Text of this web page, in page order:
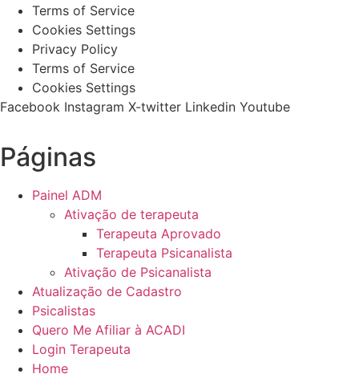
Terms of Service
Cookies Settings
Privacy Policy
Terms of Service
Cookies Settings
Facebook Instagram X-twitter Linkedin Youtube
Páginas
Painel ADM
Ativação de terapeuta
Terapeuta Aprovado
Terapeuta Psicanalista
Ativação de Psicanalista
Atualização de Cadastro
Psicalistas
Quero Me Afiliar à ACADI
Login Terapeuta
Home